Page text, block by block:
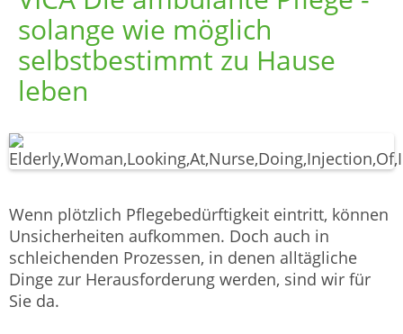
solange wie möglich
selbstbestimmt zu Hause
leben
Wenn plötzlich Pflegebedürftigkeit eintritt, können
Unsicherheiten aufkommen. Doch auch in
schleichenden Prozessen, in denen alltägliche
Dinge zur Herausforderung werden, sind wir für
Sie da.